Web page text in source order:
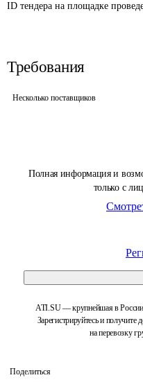
Полная информация и
только с
ATI.SU — крупнейшая в России
Зарегистрируйтесь и получите
на перевозку
Поделиться
ID тендера на площадке
Требования
Несколько поставщиков